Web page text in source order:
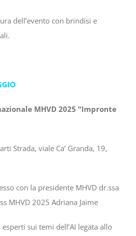
dell’evento con brindisi e
MHVD 2025 “Impronte
Strada, viale Ca’ Granda, 19,
con la presidente MHVD dr.ssa
MHVD 2025 Adriana Jaime
sui temi dell’AI legata allo